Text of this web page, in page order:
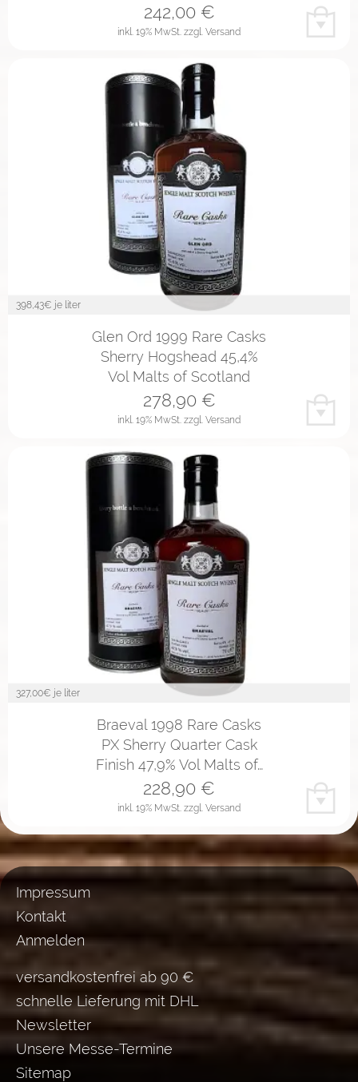
inkl. 19% MwSt. zzgl. Versand
242,00€
398,43€ je liter
Glen Ord 1999 Rare Casks
Sherry Hogshead 45,4%
Vol Malts of Scotland
inkl. 19% MwSt. zzgl. Versand
278,90€
327,00€ je liter
Braeval 1998 Rare Casks
PX Sherry Quarter Cask
Finish 47,9% Vol Malts of…
inkl. 19% MwSt. zzgl. Versand
228,90 €
Impressum
Kontakt
Anmelden
versandkostenfrei ab 90 €
schnelle Lieferung mit DHL
Newsletter
Unsere Messe-Termine
Sitemap